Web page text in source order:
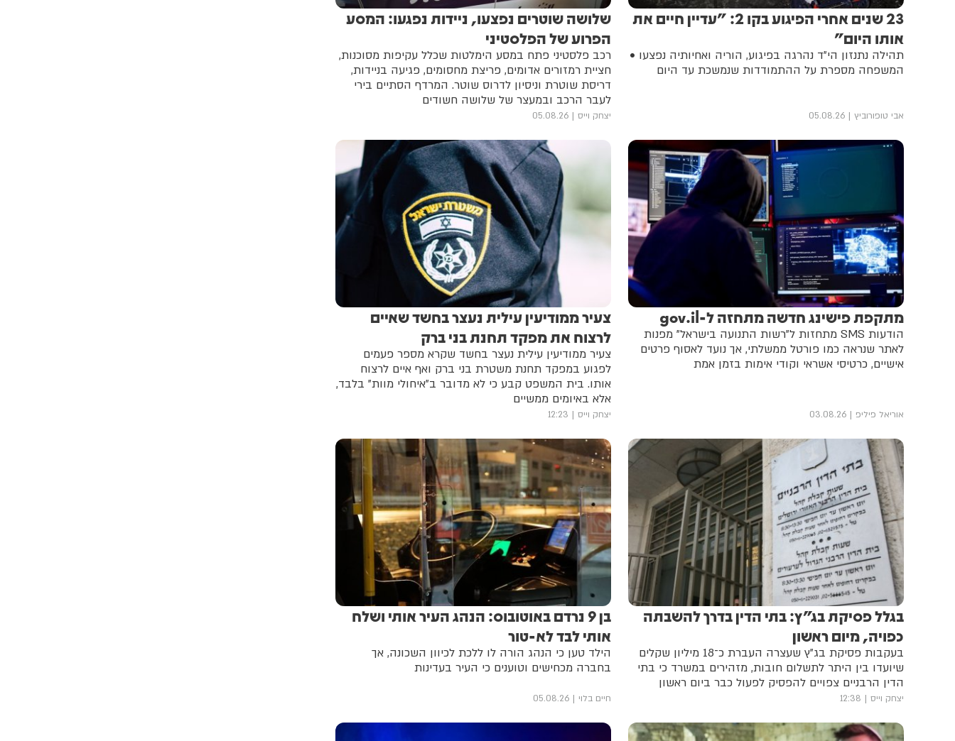
23 שנים אחרי הפיגוע בקו 2: "עדיין חיים את
אותו היום"
תהילה נתנזון הי"ד נהרגה בפיגוע, הוריה ואחיותיה נפצעו •
המשפחה מספרת על ההתמודדות שנמשכת עד היום
אבי טופורוביץ 05.08.26
שלושה שוטרים נפצעו, ניידות נפגעו: המסע
הפרוע של הפלסטיני
רכב פלסטיני פתח במסע הימלטות שכלל עקיפות מסוכנות,
חציית רמזורים אדומים, פריצת מחסומים, פגיעה בניידות,
דריסת שוטרת וניסיון לדרוס שוטר. המרדף הסתיים בירי
לעבר הרכב ובמעצר של שלושה חשודים
יצחק וייס 05.08.26
מתקפת פישינג חדשה מתחזה ל-gov.il
הודעות SMS מתחזות ל"רשות התנועה בישראל" מפנות
לאתר שנראה כמו פורטל ממשלתי, אך נועד לאסוף פרטים
אישיים, כרטיסי אשראי וקודי אימות בזמן אמת
אוריאל פיליפ 03.08.26
צעיר ממודיעין עילית נעצר בחשד שאיים
לרצוח את מפקד תחנת בני ברק
צעיר ממודיעין עילית נעצר בחשד שקרא מספר פעמים
לפגוע במפקד תחנת משטרת בני ברק ואף איים לרצוח
אותו. בית המשפט קבע כי לא מדובר ב"איחולי מוות" בלבד,
אלא באיומים ממשיים
יצחק וייס 12:23
בגלל פסיקת בג"ץ: בתי הדין בדרך להשבתה
כפויה, מיום ראשון
בעקבות פסיקת בג"ץ שעצרה העברת כ־18 מיליון שקלים
שיועדו בין היתר לתשלום חובות, מזהירים במשרד כי בתי
הדין הרבניים צפויים להפסיק לפעול כבר ביום ראשון
יצחק וייס 12:38
בן 9 נרדם באוטובוס: הנהג העיר אותי ושלח
אותי לבד לא-טור
הילד טען כי הנהג הורה לו ללכת לכיוון השכונה, אך
בחברה מכחישים וטוענים כי העיר בעדינות
חיים בלוי 05.08.26